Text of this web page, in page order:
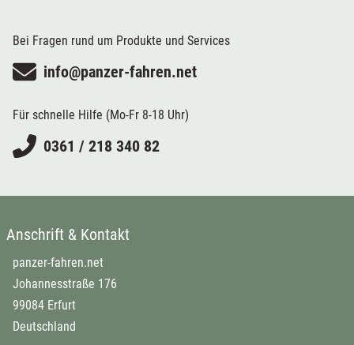
Bei Fragen rund um Produkte und Services
info@panzer-fahren.net
Für schnelle Hilfe (Mo-Fr 8-18 Uhr)
0361 / 218 340 82
Anschrift & Kontakt
panzer-fahren.net
Johannesstraße 176
99084 Erfurt
Deutschland